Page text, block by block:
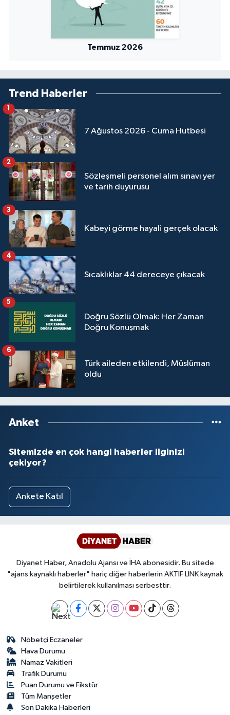
Temmuz 2026
Trend Haberler
7 Ağustos 2026 - Cuma Hutbesi
Sözleşmeli personel alım sınavı yer
ve tarih duyurusu
2
Kabeyi görme hayali gerçek olacak
3
Sıcaklıklar 44 dereceye çıkacak
4
Doğru Sözlü Olmak: Her Zaman
Doğru Konuşmak
5
Türk aileden etkilendi, Müslüman
oldu
6
Anket
Sitemizde en çok hangi haberler ilginizi
çekiyor?
Ankete Katıl
Diyanet Haber, Anadolu Ajansı ve İHA abonesidir. Bu sitede
"ajans kaynaklı haberler" hariç diğer haberlerin AKTİF LİNK kaynak
belirtilerek kullanılması serbesttir.
Nöbetçi Eczaneler
Hava Durumu
Namaz Vakitleri
Trafik Durumu
Puan Durumu ve Fikstür
Tüm Manşetler
Son Dakika Haberleri
Sinop Müftülüğü
Tekirdağ Müftülüğü
Tokat Müftülüğü
Trabzon Müftülüğü
Tunceli Müftülüğü
Uşak Müftülüğü
Van Müftülüğü
Yalova Müftülüğü
Yozgat Müftülüğü
Zonguldak Müftülüğü